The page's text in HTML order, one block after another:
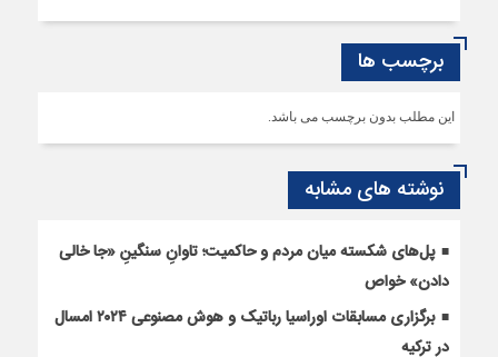
برچسب ها
این مطلب بدون برچسب می باشد.
نوشته های مشابه
پل‌های شکسته میان مردم و حاکمیت؛ تاوانِ سنگینِ «جا خالی
دادن» خواص
برگزاری مسابقات اوراسیا رباتیک و هوش مصنوعی ۲۰۲۴ امسال
در ترکیه